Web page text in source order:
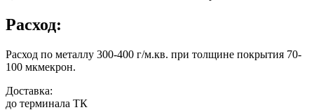
Расход:
Расход по металлу 300-400 г/м.кв. при толщине покрытия 70-
100 мкмекрон.
Доставка:
до терминала ТК